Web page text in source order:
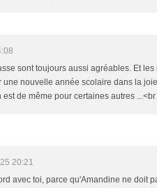
sont toujours aussi agréables. Et
une nouvelle année scolaire dans la
est de même pour certaines autres
20:21
avec toi, parce qu'Amandine ne doit